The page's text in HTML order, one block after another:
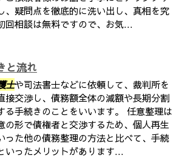
、疑問点を徹底的に洗い出し、真相を究
回相談は無料ですので、お気...
と流れ
士や司法書士などに依頼して、裁判所を
接交渉し、債務額全体の減額や長期分割
る手続きのことをいいます。 任意整理は
の形で債権者と交渉するため、個人再生
った他の債務整理の方法と比べて、手続
いったメリットがあります...